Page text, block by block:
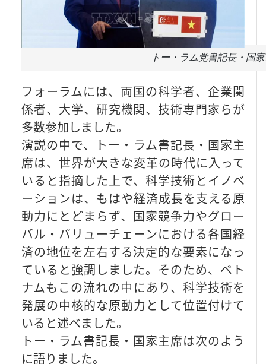
トー・ラム党書記長・国
フォーラムには、両国の科学者、企業関
係者、大学、研究機関、技術専門家らが
多数参加しました。
演説の中で、トー・ラム書記長・国家主
席は、世界が大きな変革の時代に入って
いると指摘した上で、科学技術とイノベ
ーションは、もはや経済成長を支える原
動力にとどまらず、国家競争力やグロー
バル・バリューチェーンにおける各国経
済の地位を左右する決定的な要素になっ
ていると強調しました。そのため、ベト
ナムもこの流れの中にあり、科学技術を
発展の中核的な原動力として位置付けて
いると述べました。
トー・ラム書記長・国家主席は次のよう
に語りました。